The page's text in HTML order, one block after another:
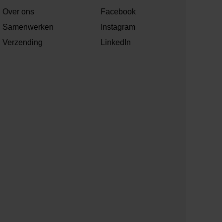
Over ons
Samenwerken
Verzending
Facebook
Instagram
LinkedIn